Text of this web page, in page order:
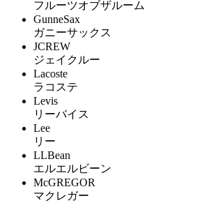
フルーツオブザルーム
GunneSax
ガニーサックス
JCREW
ジェイクルー
Lacoste
ラコステ
Levis
リーバイス
Lee
リー
LLBean
エルエルビーン
McGREGOR
マクレガー